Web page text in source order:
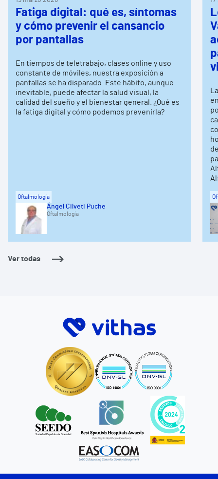
Ver todas
Fatiga digital: qué es, síntomas
y cómo prevenir el cansancio
por pantallas
En tiempos de teletrabajo, clases online y uso
constante de móviles, nuestra exposición a
pantallas se ha disparado. Este hábito, aunque
inevitable, puede afectar la salud visual, la
calidad del sueño y el bienestar general. ¿Qué es
la fatiga digital y cómo podemos prevenirla?
Oftalmología
Ángel Cilveti Puche
Oftalmología